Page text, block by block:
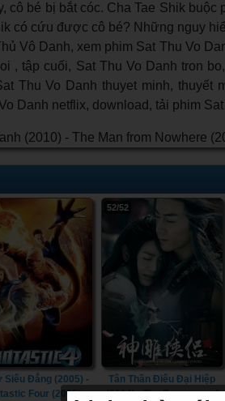
cô bé bị bắt cóc. Cha Tae Shik
có cứu được cô bé? Những nguy
Vô Danh, xem phim Sat Thu Vo
, tập cuối, Sat Thu Vo Danh tron
Thu Vo Danh thuyet minh, thuyết
Danh netflix, download, tải phim Sat
Siêu Đẳng (2005) -
Four (2005)
52/52
Tân Thần Điêu Đại Hiệp
(2014) - The Romance of